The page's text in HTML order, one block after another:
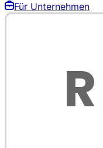
Für Unternehmen